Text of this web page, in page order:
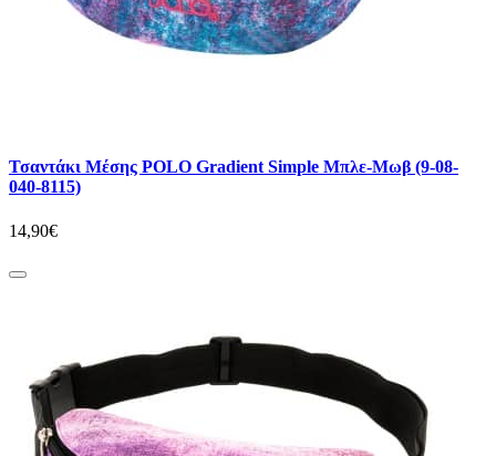
Τσαντάκι Μέσης POLO Gradient Simple Μπλε-Μωβ (9-08-
040-8115)
14,90€